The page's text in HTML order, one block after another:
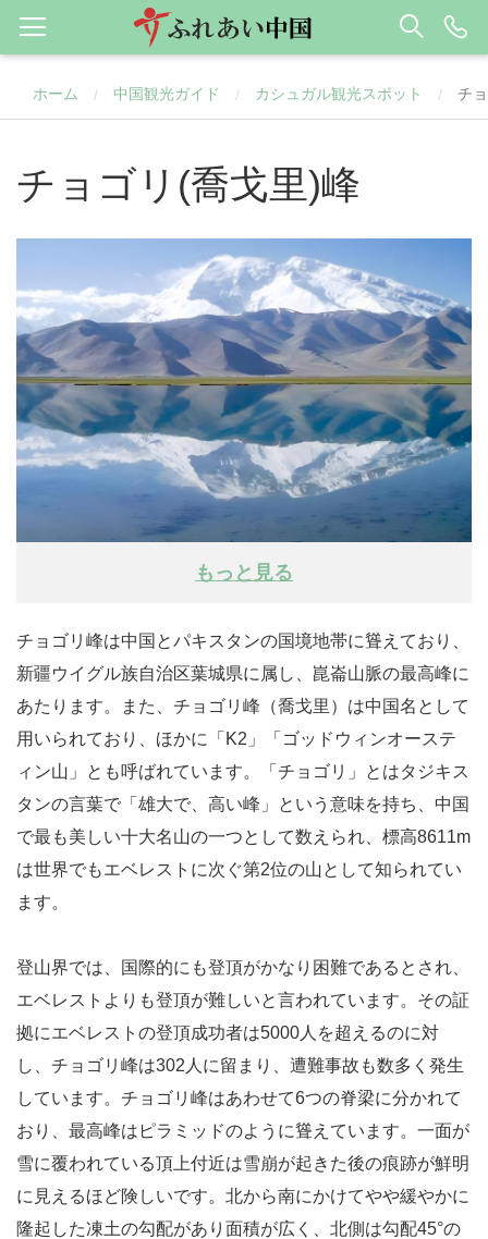
ホーム / 中国観光ガイド / カシュガル観光スポット / チ
チョゴリ(喬戈里)峰
もっと見る
チョゴリ峰は中国とパキスタンの国境地帯に聳えており、
新疆ウイグル族自治区葉城県に属し、崑崙山脈の最高峰に
あたります。また、チョゴリ峰（喬戈里）は中国名として
用いられており、ほかに「K2」「ゴッドウィンオーステ
ィン山」とも呼ばれています。「チョゴリ」とはタジキス
タンの言葉で「雄大で、高い峰」という意味を持ち、中国
で最も美しい十大名山の一つとして数えられ、標高8611m
は世界でもエベレストに次ぐ第2位の山として知られてい
ます。
登山界では、国際的にも登頂がかなり困難であるとされ、
エベレストよりも登頂が難しいと言われています。その証
拠にエベレストの登頂成功者は5000人を超えるのに対
し、チョゴリ峰は302人に留まり、遭難事故も数多く発生
しています。チョゴリ峰はあわせて6つの脊梁に分かれて
おり、最高峰はピラミッドのように聳えています。一面が
雪に覆われている頂上付近は雪崩が起きた後の痕跡が鮮明
に見えるほど険しいです。北から南にかけてやや緩やかに
隆起した凍土の勾配があり面積が広く、北側は勾配45°の